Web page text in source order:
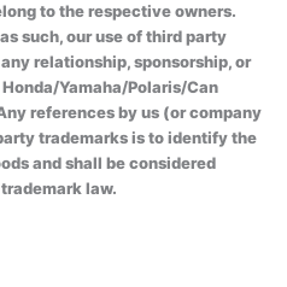
to the respective owners.
such, our use of third party
relationship, sponsorship, or
Yamaha/Polaris/Can
references by us (or company
trademarks is to identify the
and shall be considered
law.